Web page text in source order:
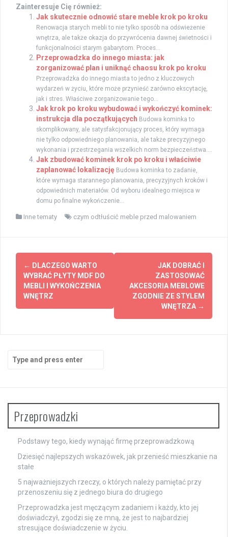
Zainteresuje Cię również:
Jak skutecznie odnowić stare meble krok po kroku
Renowacja starych mebli to nie tylko sposób na odświeżenie
wnętrza, ale także okazja do przywrócenia dawnej świetności i
funkcjonalności starym gabarytom. Proces...
Przeprowadzka do innego miasta: jak
zorganizować plan i uniknąć chaosu krok po kroku
Przeprowadzka do innego miasta to jedno z kluczowych
wydarzeń w życiu, które może przynieść zarówno ekscytację,
jak i stres. Właściwe zorganizowanie tego...
Jak krok po kroku wybudować i wykończyć kominek:
instrukcja dla początkujących Budowa kominka to
skomplikowany, ale satysfakcjonujący proces, który wymaga
nie tylko odpowiedniego planowania, ale także precyzyjnego
wykonania i przestrzegania wszelkich norm bezpieczeństwa....
Jak zbudować kominek krok po kroku i właściwie
zaplanować lokalizację Budowa kominka to zadanie,
które wymaga starannego planowania, precyzyjnych kroków i
odpowiednich materiałów. Od wyboru idealnego miejsca w
domu po finalne wykończenie...
Inne tematy czym odtłuścić meble przed malowaniem
Post
navigation
← DLACZEGO WARTO
WYBRAĆ PŁYTY MDF DO
MEBLI I WYKOŃCZENIA
WNĘTRZ
JAK DOBRAĆ I
ZASTOSOWAĆ
AKCESORIA MEBLOWE
ZGODNIE ZE STYLEM
WNĘTRZA →
Search
for:
Przeprowadzki
Podstawy tego, kiedy wynająć firmę przeprowadzkową
Dziesięć najlepszych wskazówek, jak przenieść mieszkanie na
stałe
5 najważniejszych rzeczy, o których należy pamiętać przy
przenoszeniu się z jednego biura do drugiego
Przeprowadzka jest męczącym zadaniem i każdy, kto jej
doświadczył, zgodzi się ze mną, że jest to najbardziej
stresujące doświadczenie w życiu.